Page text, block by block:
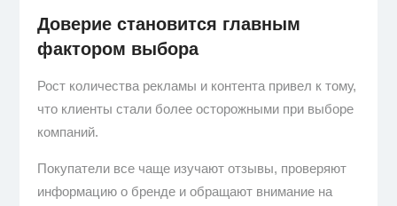
Доверие становится главным
фактором выбора
Рост количества рекламы и контента привел к тому,
что клиенты стали более осторожными при выборе
компаний.
Покупатели все чаще изучают отзывы, проверяют
информацию о бренде и обращают внимание на